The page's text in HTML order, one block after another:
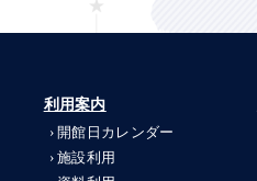
利用案内
開館日カレンダー
施設利用